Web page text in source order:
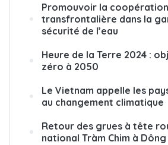
Promouvoir la coopération
transfrontalière dans la
sécurité de l’eau
Heure de la Terre 2024 :
zéro à 2050
Le Vietnam appelle les
au changement climatique
Retour des grues à tête
national Tràm Chim à Dông